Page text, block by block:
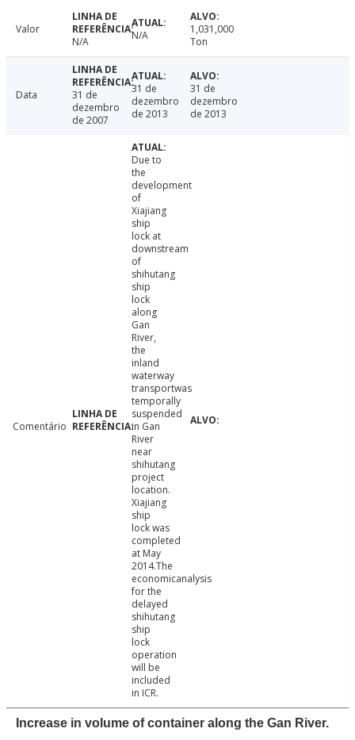
Valor
N/A
N/A
1,031,000
Ton
Data
31 de
dezembro
de 2007
31 de
dezembro
de 2013
31 de
dezembro
de 2013
Comentário
Due to
the
development
of
Xiajiang
ship
lock at
downstream
of
shihutang
ship
lock
along
Gan
River,
the
inland
waterway
transportwas
temporally
suspended
in Gan
River
near
shihutang
project
location.
Xiajiang
ship
lock was
completed
at May
2014.The
economicanalysis
for the
delayed
shihutang
ship
lock
operation
will be
included
in ICR.
Increase in volume of container along the Gan River.